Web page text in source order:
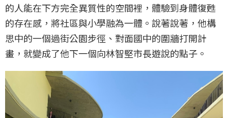
的人能在下方完全異質性的空間裡，體驗到身體復甦
的存在感，將社區與小學融為一體。說著說著，他構
思中的一個過街公園步徑、對面國中的圍牆打開計
畫，就變成了他下一個向林智堅市長遊說的點子。